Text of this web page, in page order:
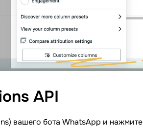
API
вашего бота WhatsApp и нажмите